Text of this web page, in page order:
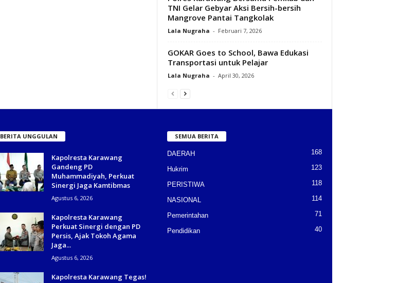
TNI Gelar Gebyar Aksi Bersih-bersih
Mangrove Pantai Tangkolak
Lala Nugraha - Februari 7, 2026
GOKAR Goes to School, Bawa Edukasi
Transportasi untuk Pelajar
Lala Nugraha - April 30, 2026
BERITA UNGGULAN
Kapolresta Karawang
Gandeng PD
Muhammadiyah, Perkuat
Sinergi Jaga Kamtibmas
Agustus 6, 2026
Kapolresta Karawang
Perkuat Sinergi dengan PD
Persis, Ajak Tokoh Agama
Jaga...
Agustus 6, 2026
Kapolresta Karawang Tegas!
SEMUA BERITA
DAERAH 168
Hukrim 123
PERISTIWA 118
NASIONAL 114
Pemerintahan 71
Pendidikan 40